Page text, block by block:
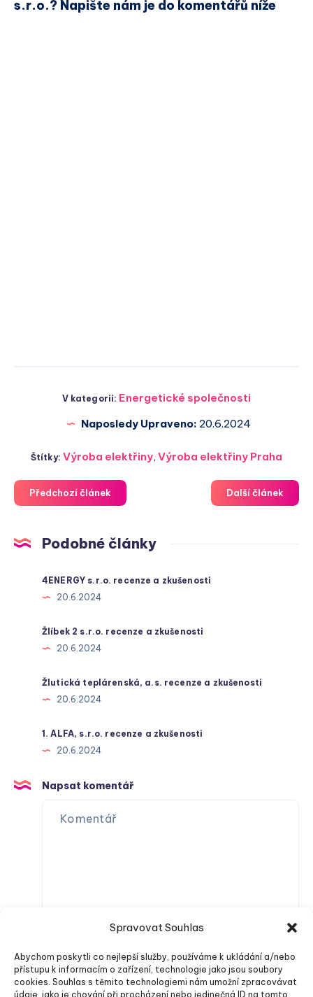
Spravovat Souhlas
Abychom poskytli co nejlepší služby, používáme k ukládání a/nebo
přístupu k informacím o zařízení, technologie jako jsou soubory
cookies. Souhlas s těmito technologiemi nám umožní zpracovávat
údaje, jako je chování při procházení nebo jedinečná ID na tomto
s.r.o.? Napište nám je do komentářů níže
V kategorii: Energetické společnosti
Naposledy Upraveno: 20.6.2024
Štítky:Výroba elektřiny,Výroba elektřiny Praha
Předchozí článek Další článek
Podobné články
4ENERGY s.r.o. recenze a zkušenosti
20.6.2024
Žlíbek 2 s.r.o. recenze a zkušenosti
20.6.2024
Žlutická teplárenská, a.s. recenze a zkušenosti
20.6.2024
1. ALFA, s.r.o. recenze a zkušenosti
20.6.2024
Napsat komentář